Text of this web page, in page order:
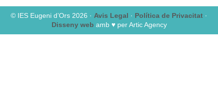
© IES Eugeni d’Ors 2026 · Avis Legal · Política de Privacitat ·
Disseny web amb ♥️ per Artic Agency